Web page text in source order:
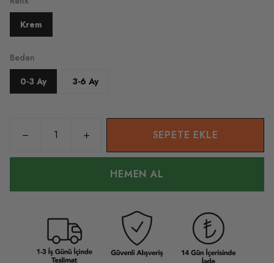
Krem
Beden
0-3 Ay
3-6 Ay
SEPETE EKLE
HEMEN AL